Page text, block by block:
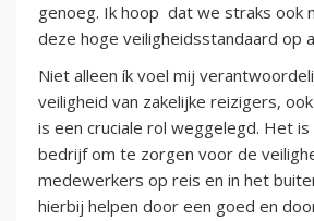
genoeg. Ik hoop dat we straks ook
deze hoge veiligheidsstandaard op
Niet alleen ík voel mij
veiligheid van zakelijke reizigers,
is een cruciale rol weggelegd. Het
bedrijf om te zorgen voor de
medewerkers op reis en in het
hierbij helpen door een goed en